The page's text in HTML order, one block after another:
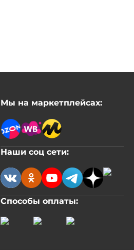
Мы на маркетплейсах:
Наши соц сети:
Способы оплаты: